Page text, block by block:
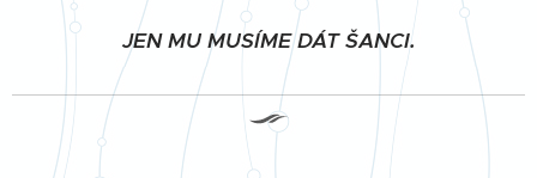
JEN MU MUSÍME DÁT ŠANCI.